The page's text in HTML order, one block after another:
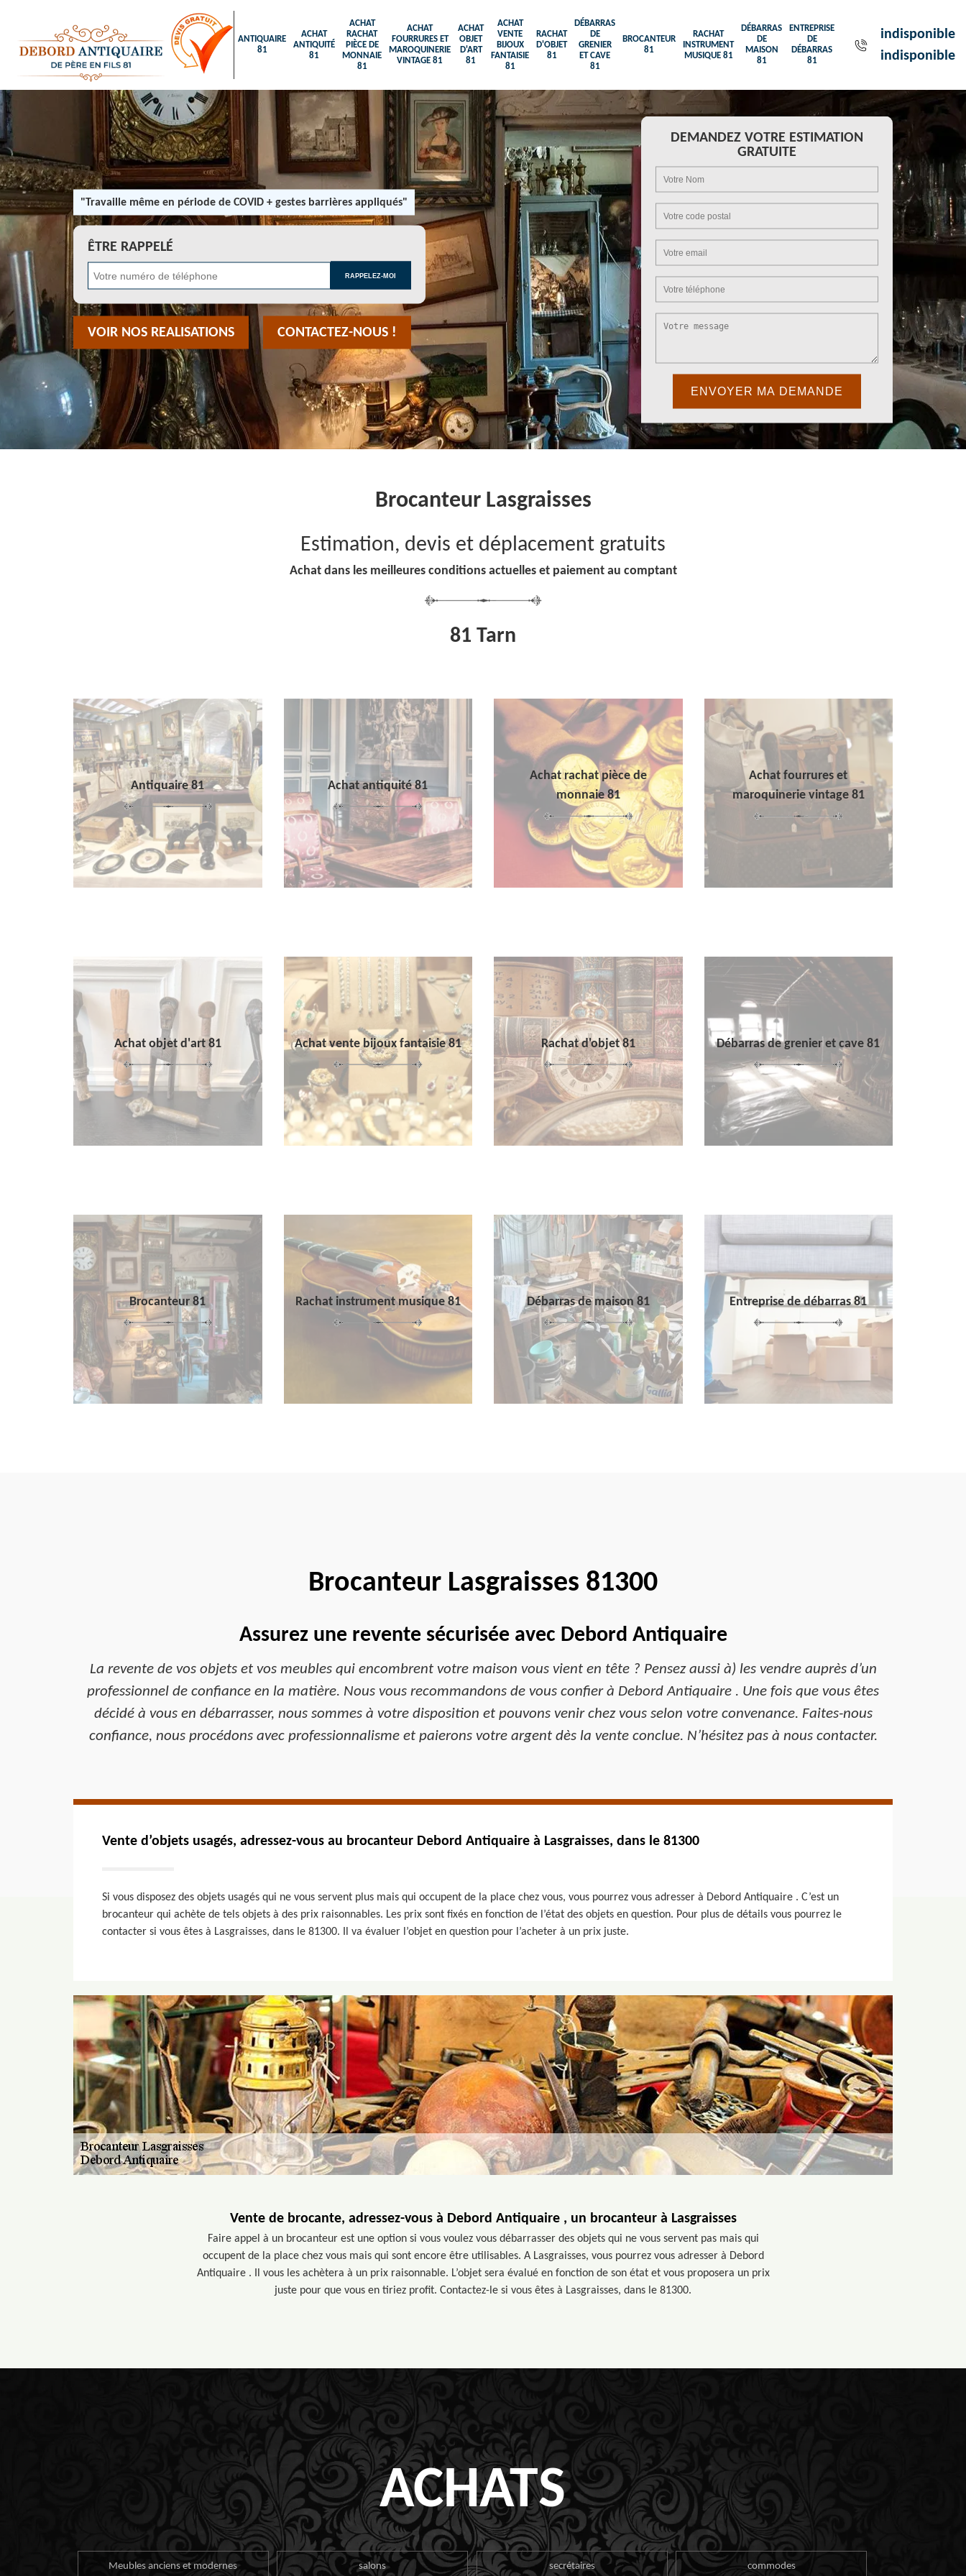
ANTIQUAIRE
81
ACHAT
ANTIQUITÉ
81
ACHAT
RACHAT
PIÈCE DE
MONNAIE
81
ACHAT
FOURRURES ET
MAROQUINERIE
VINTAGE 81
ACHAT
OBJET
D'ART
81
ACHAT
VENTE
BIJOUX
FANTAISIE
81
RACHAT
D'OBJET
81
DÉBARRAS
DE
GRENIER
ET CAVE
81
BROCANTEUR
81
RACHAT
INSTRUMENT
MUSIQUE 81
DÉBARRAS
DE
MAISON
81
ENTREPRISE
DE
DÉBARRAS
81
indisponible
indisponible
"Travaille même en période de COVID + gestes barrières appliqués"
ÊTRE RAPPELÉ
VOIR NOS REALISATIONS CONTACTEZ-NOUS !
DEMANDEZ VOTRE ESTIMATION
GRATUITE
Brocanteur Lasgraisses
Estimation, devis et déplacement gratuits
Achat dans les meilleures conditions actuelles et paiement au comptant
81 Tarn
Antiquaire 81 Achat antiquité 81
Achat rachat pièce de
monnaie 81
Achat fourrures et
maroquinerie vintage 81
Achat objet d'art 81 Achat vente bijoux fantaisie 81 Rachat d'objet 81 Débarras de grenier et cave 81
Brocanteur 81 Rachat instrument musique 81 Débarras de maison 81 Entreprise de débarras 81
Brocanteur Lasgraisses 81300
Assurez une revente sécurisée avec Debord Antiquaire
La revente de vos objets et vos meubles qui encombrent votre maison vous vient en tête ? Pensez aussi à) les vendre auprès d’un
professionnel de confiance en la matière. Nous vous recommandons de vous confier à Debord Antiquaire . Une fois que vous êtes
décidé à vous en débarrasser, nous sommes à votre disposition et pouvons venir chez vous selon votre convenance. Faites-nous
confiance, nous procédons avec professionnalisme et paierons votre argent dès la vente conclue. N’hésitez pas à nous contacter.
Vente d’objets usagés, adressez-vous au brocanteur Debord Antiquaire à Lasgraisses, dans le 81300
Si vous disposez des objets usagés qui ne vous servent plus mais qui occupent de la place chez vous, vous pourrez vous adresser à Debord Antiquaire . C’est un
brocanteur qui achète de tels objets à des prix raisonnables. Les prix sont fixés en fonction de l’état des objets en question. Pour plus de détails vous pourrez le
contacter si vous êtes à Lasgraisses, dans le 81300. Il va évaluer l’objet en question pour l’acheter à un prix juste.
Vente de brocante, adressez-vous à Debord Antiquaire , un brocanteur à Lasgraisses
Faire appel à un brocanteur est une option si vous voulez vous débarrasser des objets qui ne vous servent pas mais qui
occupent de la place chez vous mais qui sont encore être utilisables. A Lasgraisses, vous pourrez vous adresser à Debord
Antiquaire . Il vous les achètera à un prix raisonnable. L’objet sera évalué en fonction de son état et vous proposera un prix
juste pour que vous en tiriez profit. Contactez-le si vous êtes à Lasgraisses, dans le 81300.
ACHATS
Meubles anciens et modernes salons secrétaires commodes